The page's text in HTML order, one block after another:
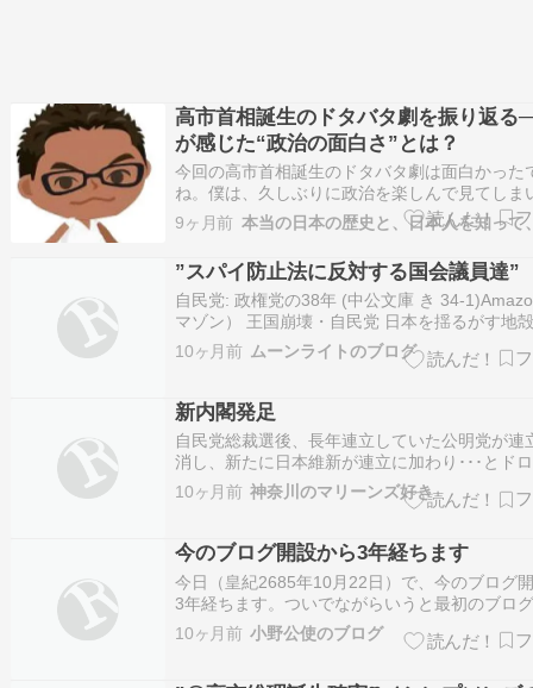
高市首相誕生のドタバタ劇を振り返る
が感じた“政治の面白さ”とは？
今回の高市首相誕生のドタバタ劇は面白かった
ね。僕は、久しぶりに政治を楽しんで見てしま
た。 今回は、この経緯が、僕にはどう見えたか
いはどう見たか？を中心に、このブログ記事に
ます。皆さんは、どう見ましたか？自民党左派
「政治と金」で揺れる旧安部派を追い落とし…
9ヶ月前
”スパイ防止法に反対する国会議員達”
自民党: 政権党の38年 (中公文庫 き 34-
マゾン） 王国崩壊・自民党 日本を揺るがす地
行方 (朝日新書)Amazon（アマゾン） さらば自
戦後最大の政権交代が始まる！〜Amazon（ア
10ヶ月前 ムーンライトのブログ
新内閣発足
自民党総裁選後、長年連立していた公明党が連
消し、新たに日本維新が連立に加わり･･･とド
政界でしたが、漸く方向性が決まって21日に国
首班指名があり自民党新総裁の高市さんが女性
閣の発足です 1年前に石破新内閣…
10ヶ月前 神奈川のマリーンズ好き
今のブログ開設から3年経ちます
今日（皇紀2685年10月22日）で、今のブログ
3年経ちます。ついでながらいうと最初のブロ
してから17年経ちます。そう振り返ると時の流
さを否応なく感じます。 17年前にネット上の
10ヶ月前 小野公使のブログ